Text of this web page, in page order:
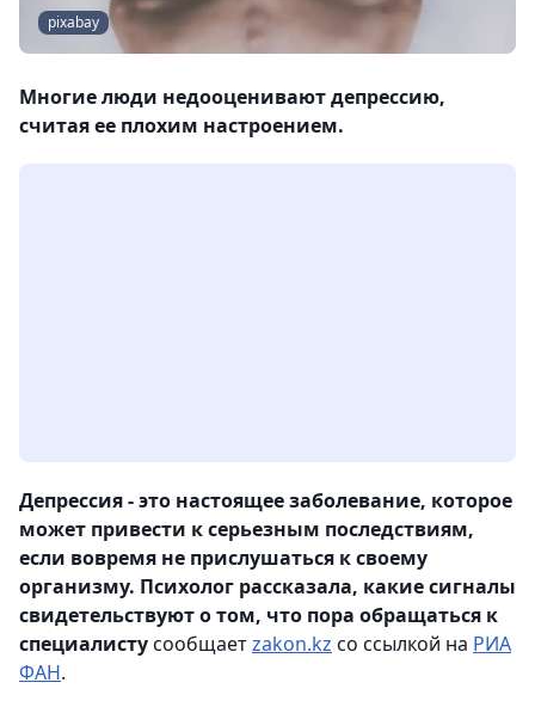
pixabay
Многие люди недооценивают депрессию,
считая ее плохим настроением.
Депрессия - это настоящее заболевание, которое
может привести к серьезным последствиям,
если вовремя не прислушаться к своему
организму. Психолог рассказала, какие сигналы
свидетельствуют о том, что пора обращаться к
специалистусообщаетzakon.kz со ссылкой на РИА
ФАН.